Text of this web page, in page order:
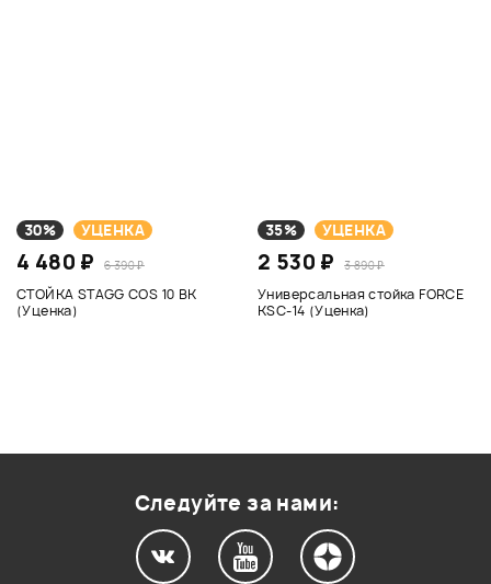
30% УЦЕНКА
4 480 ₽ 6 390 ₽
СТОЙКА STAGG COS 10 BK
(Уценка)
35% УЦЕНКА
2 530 ₽ 3 890 ₽
Универсальная стойка FORCE
KSC-14 (Уценка)
Следуйте за нами: